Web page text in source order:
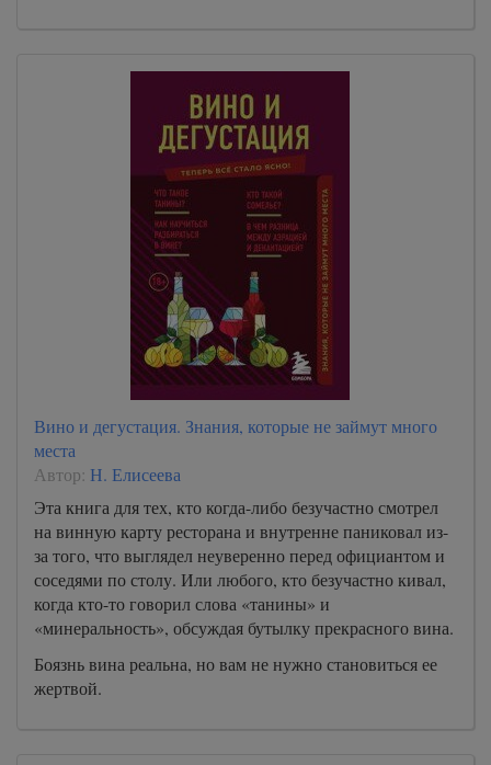
Вино и дегустация. Знания, которые не займут много
места
Автор: Н. Елисеева
Эта книга для тех, кто когда-либо безучастно смотрел
на винную карту ресторана и внутренне паниковал из-
за того, что выглядел неуверенно перед официантом и
соседями по столу. Или любого, кто безучастно кивал,
когда кто-то говорил слова «танины» и
«минеральность», обсуждая бутылку прекрасного вина.
Боязнь вина реальна, но вам не нужно становиться ее
жертвой.